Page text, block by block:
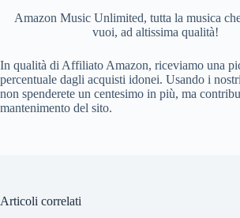
Amazon Music Unlimited, tutta la musica
vuoi, ad altissima qualità!
In qualità di Affiliato Amazon, riceviamo una
percentuale dagli acquisti idonei. Usando i
non spenderete un centesimo in più, ma
mantenimento del sito.
Articoli correlati